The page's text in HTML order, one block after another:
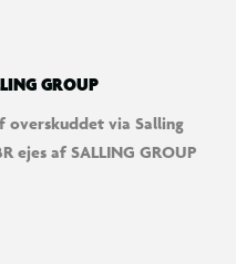
GROUP
overskuddet via Salling
ejes af SALLING GROUP